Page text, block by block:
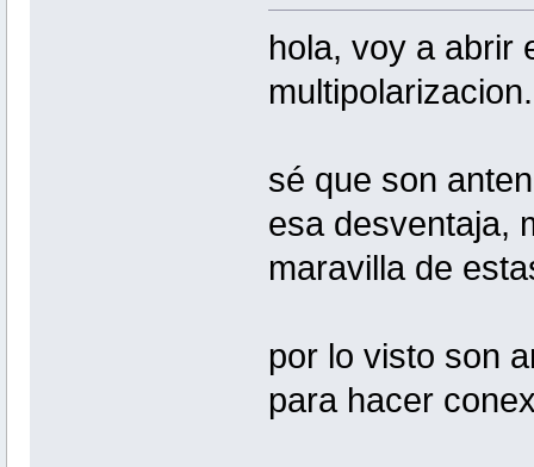
hola, voy a abrir
multipolarizacion.
sé que son
esa desventaja,
maravilla de
por lo visto son
para hacer